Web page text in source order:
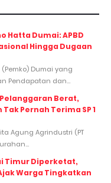
Hatta Dumai: APBD
Hingga Dugaan
Dumai yang
Pendapatan dan...
Berat,
Pernah Terima SP 1
Agung Agrindustri (PT
Timur Diperketat,
Warga Tingkatkan